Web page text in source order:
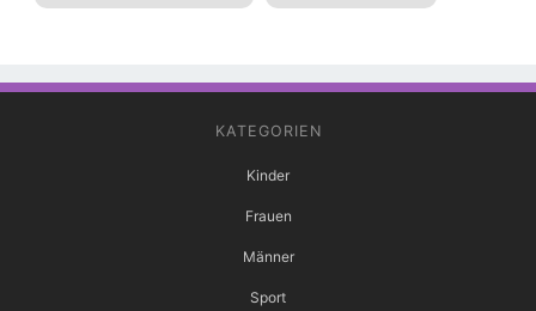
KATEGORIEN
Kinder
Frauen
Männer
Sport